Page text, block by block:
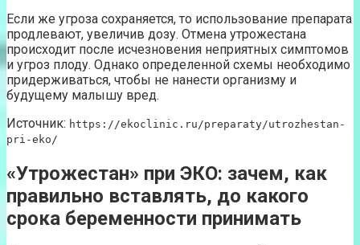
Если же угроза сохраняется, то использование препарата
продлевают, увеличив дозу. Отмена утрожестана
происходит после исчезновения неприятных симптомов
и угроз плоду. Однако определенной схемы необходимо
придерживаться, чтобы не нанести организму и
будущему малышу вред.
Источник: https://ekoclinic.ru/preparaty/utrozhestan-
pri-eko/
«Утрожестан» при ЭКО: зачем, как
правильно вставлять, до какого
срока беременности принимать